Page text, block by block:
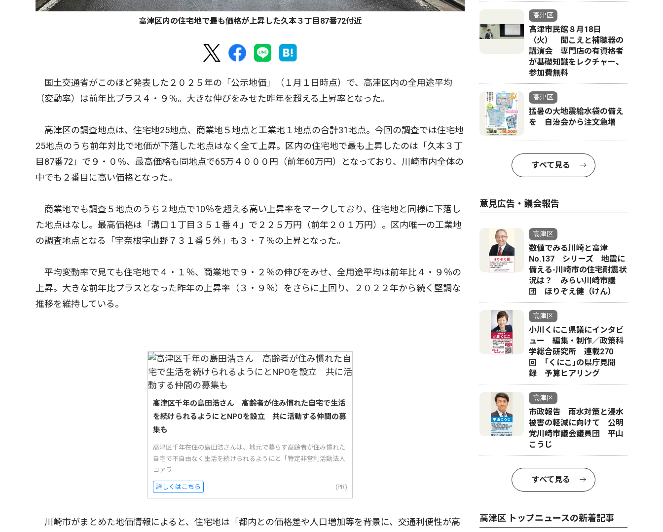
高津区内の住宅地で最も価格が上昇した久本３丁目87番72付近
国土交通省がこのほど発表した２０２５年の「公示地価」（１月１日時点）で、高津区内の全用途平均
（変動率）は前年比プラス４・９％。大きな伸びをみせた昨年を超える上昇率となった。
高津区の調査地点は、住宅地25地点、商業地５地点と工業地１地点の合計31地点。今回の調査では住宅地
25地点のうち前年対比で地価が下落した地点はなく全て上昇。区内の住宅地で最も上昇したのは「久本３丁
目87番72」で９・０％、最高価格も同地点で65万４０００円（前年60万円）となっており、川崎市内全体の
中でも２番目に高い価格となった。
商業地でも調査５地点のうち２地点で10％を超える高い上昇率をマークしており、住宅地と同様に下落し
た地点はなし。最高価格は「溝口１丁目３５１番４」で２２５万円（前年２０１万円）。区内唯一の工業地
の調査地点となる「宇奈根字山野７３１番５外」も３・７％の上昇となった。
平均変動率で見ても住宅地で４・１％、商業地で９・２％の伸びをみせ、全用途平均は前年比４・９％の
上昇。大きな前年比プラスとなった昨年の上昇率（３・９％）をさらに上回り、２０２２年から続く堅調な
推移を維持している。
高津区千年の島田浩さん 高齢者が住み慣れた自宅で生活
を続けられるようにとNPOを設立 共に活動する仲間の募
集も
高津区千年在住の島田浩さんは、地元で暮らす高齢者が住み慣れた
自宅で不自由なく生活を続けられるようにと「特定非営利活動法人
コアラ...
詳しくはこちら (PR)
川崎市がまとめた地価情報によると、住宅地は「都内との価格差や人口増加等を背景に、交通利便性が高
高津区
高津市民館８月18日
（火） 聞こえと補聴器の
講演会 専門店の有資格者
が基礎知識をレクチャー、
参加費無料
高津区
猛暑の大地震給水袋の備え
を 自治会から注文急増
すべて見る
意見広告・議会報告
高津区
数値でみる川崎と高津
No.137 シリーズ 地震に
備える-川崎市の住宅耐震状
況は？ みらい川崎市議
団 ほりぞえ健（けん）
高津区
小川くにこ県議にインタビ
ュー 編集・制作／政策科
学総合研究所 連載270
回 ｢くにこ｣の県庁見聞
録 予算ヒアリング
高津区
市政報告 雨水対策と浸水
被害の軽減に向けて 公明
党川崎市議会議員団 平山
こうじ
すべて見る
高津区 トップニュースの新着記事